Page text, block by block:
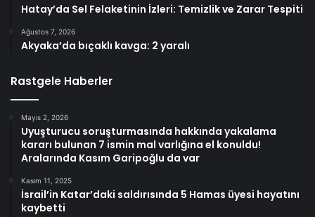
Hatay’da Sel Felaketinin İzleri: Temizlik ve Zarar Tespiti
Ağustos 7, 2026
Akyaka’da bıçaklı kavga: 2 yaralı
Rastgele Haberler
Mayıs 2, 2026
Uyuşturucu soruşturmasında hakkında yakalama
kararı bulunan 7 ismin mal varlığına el konuldu!
Aralarında Kasım Garipoğlu da var
Kasım 11, 2025
İsrail’in Katar’daki saldırısında 5 Hamas üyesi hayatını
kaybetti